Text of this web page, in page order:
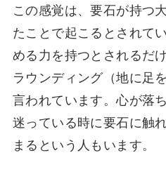
この感覚は、要石が持つ
たことで起こるとされて
める力を持つとされるだ
ラウンディング（地に足
言われています。心が落
迷っている時に要石に触
まるという人もいます。